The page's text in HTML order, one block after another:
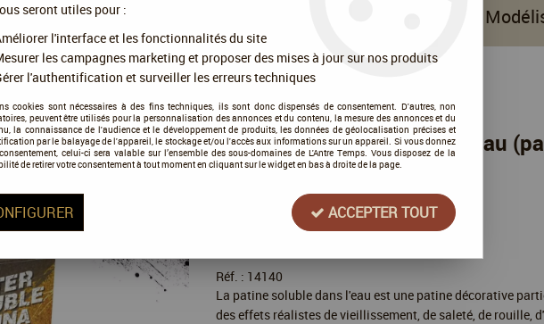
collectionner
Effets GSW Set de patines solubles à l’eau (pack de 6) - Green Stuff World
Set de patines solubles à l’eau
World
Soyez le premier à donner votre avis !
€TTC
Réf. : 14140
La patine soluble dans l'eau est une patine décorative
des effets réalistes de vieillissement, de saleté, de rouille,
seront utiles pour :
l'interface et les fonctionnalités du site
les campagnes marketing et proposer des mises à jour sur nos produits
l'authentification et surveiller les erreurs techniques
cookies sont nécessaires à des fins techniques, ils sont donc dispensés de consentement. D'autres, non
peuvent être utilisés pour la personnalisation des annonces et du contenu, la mesure des annonces et du
la connaissance de l'audience et le développement de produits, les données de géolocalisation précises et
par le balayage de l'appareil, le stockage et/ou l'accès aux informations sur un appareil. Si vous donnez
celui-ci sera valable sur l’ensemble des sous-domaines de L'Antre Temps. Vous disposez de la
de retirer votre consentement à tout moment en cliquant sur le widget en bas à droite de la page.
ACCEPTER TOUT